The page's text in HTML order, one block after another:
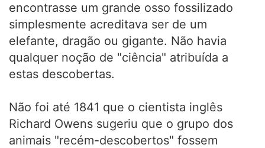
encontrasse um grande osso fossilizado
simplesmente acreditava ser de um
elefante, dragão ou gigante. Não havia
qualquer noção de "ciência" atribuída a
estas descobertas.
Não foi até 1841 que o cientista inglês
Richard Owens sugeriu que o grupo dos
animais "recém-descobertos" fossem